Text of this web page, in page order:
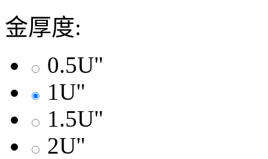
金厚度:
0.5U"
1U"
1.5U"
2U"